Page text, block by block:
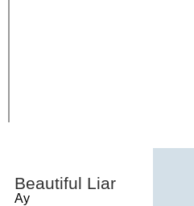
Beautiful Liar
Ay